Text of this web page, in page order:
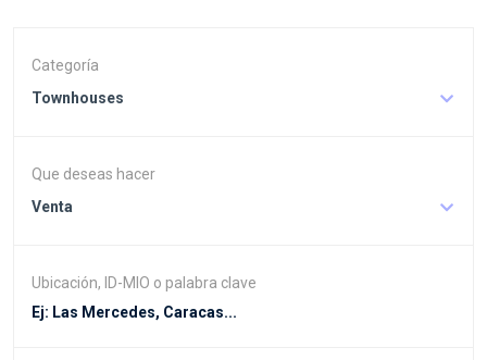
Categoría
Townhouses
Que deseas hacer
Venta
Ubicación, ID-MIO o palabra clave